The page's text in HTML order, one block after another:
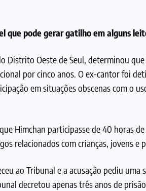
que pode gerar gatilho em alguns
Distrito Oeste de Seul, determinou
por cinco anos. O ex-cantor foi
em situações obscenas com o
Himchan participasse de 40 horas
relacionados com crianças, jovens e
ao Tribunal e a acusação pediu uma
decretou apenas três anos de